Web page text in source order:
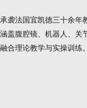
承袭法国宜凯德三十余年
涵盖腹腔镜、机器人、关
融合理论教学与实操训练。